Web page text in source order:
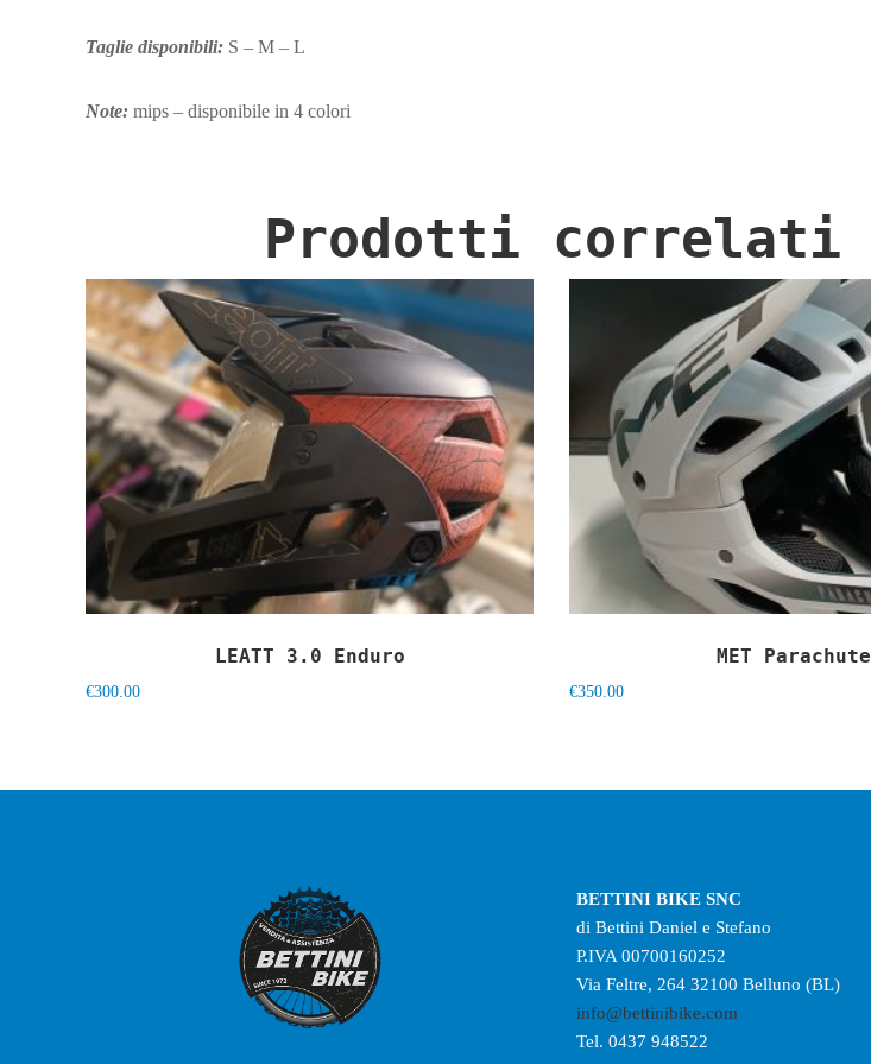
Taglie disponibili: S – M – L
Note: mips – disponibile in 4 colori
Prodotti correlati
LEATT 3.0 Enduro
€300.00
MET Parachute
€350.00
BETTINI BIKE SNC
di Bettini Daniel e Stefano
P.IVA 00700160252
Via Feltre, 264 32100 Belluno (BL)
info@bettinibike.com
Tel. 0437 948522